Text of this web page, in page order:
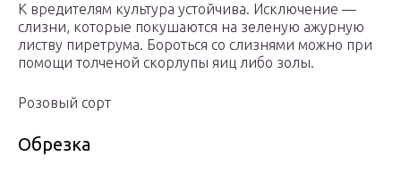
К вредителям культура устойчива. Исключение —
слизни, которые покушаются на зеленую ажурную
листву пиретрума. Бороться со слизнями можно при
помощи толченой скорлупы яиц либо золы.
Розовый сорт
Обрезка